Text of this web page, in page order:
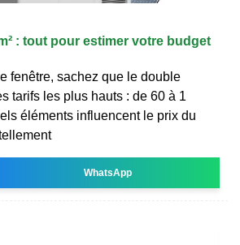
: tout pour estimer votre budget
fenêtre, sachez que le double
tarifs les plus hauts : de 60 à 1
éléments influencent le prix du
WhatsApp